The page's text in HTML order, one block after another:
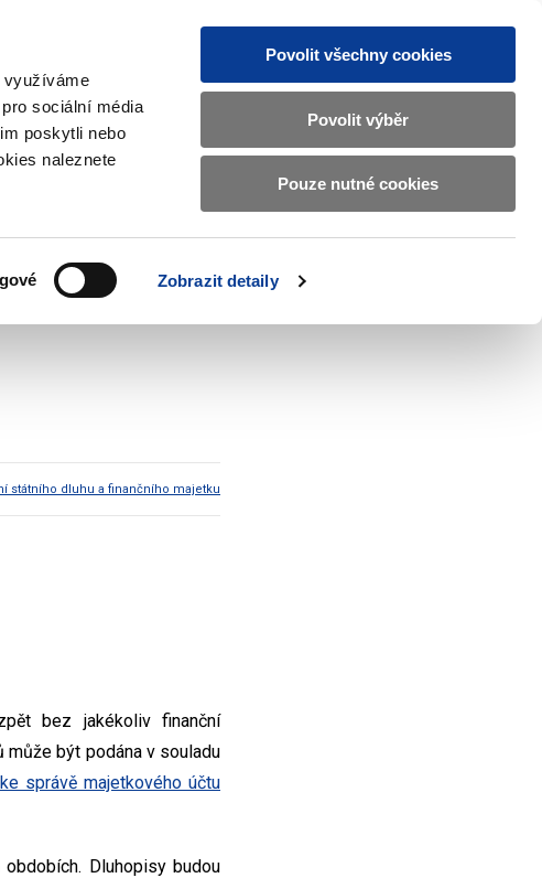
využíváme
sociální média
poskytli nebo
naleznete
Zobrazit detaily
Povolit všechny cookies
Povolit výběr
Pouze nutné cookies
Vyhledat
MAJETKOVÝ ÚČET
submenu
a
oznámení
Kontakty
státního dluhu a finančního majetku
bez jakékoliv finanční
být podána v souladu
správě majetkového účtu
Dluhopisy budou